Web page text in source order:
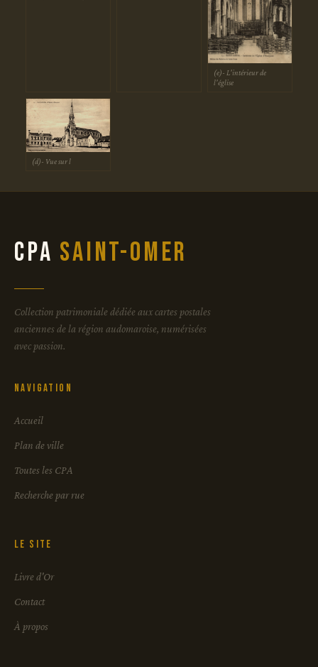
(e)- L'intérieur de
l'église
(d)- Vue sur l
CPA Saint-Omer
Collection patrimoniale dédiée aux cartes postales
anciennes de la région audomaroise, numérisées
avec passion.
Navigation
Accueil
Plan de ville
Toutes les CPA
Recherche par rue
Le site
Livre d'Or
Contact
À propos